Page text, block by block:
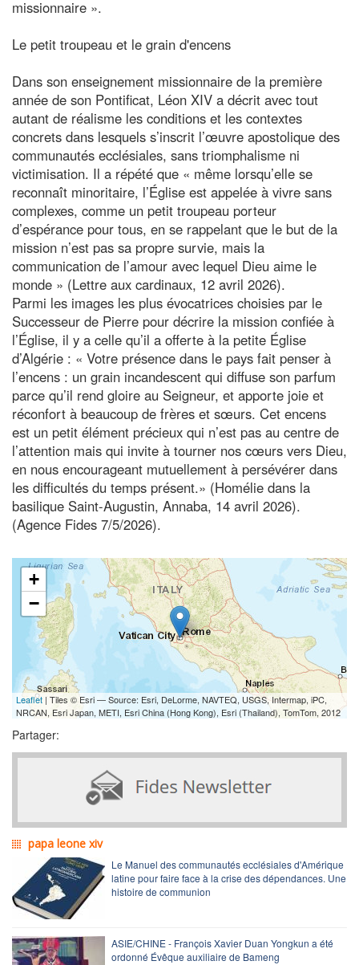
missionnaire ».
Le petit troupeau et le grain d'encens
Dans son enseignement missionnaire de la première
année de son Pontificat, Léon XIV a décrit avec tout
autant de réalisme les conditions et les contextes
concrets dans lesquels s’inscrit l’œuvre apostolique des
communautés ecclésiales, sans triomphalisme ni
victimisation. Il a répété que « même lorsqu’elle se
reconnaît minoritaire, l’Église est appelée à vivre sans
complexes, comme un petit troupeau porteur
d’espérance pour tous, en se rappelant que le but de la
mission n’est pas sa propre survie, mais la
communication de l’amour avec lequel Dieu aime le
monde » (Lettre aux cardinaux, 12 avril 2026).
Parmi les images les plus évocatrices choisies par le
Successeur de Pierre pour décrire la mission confiée à
l’Église, il y a celle qu’il a offerte à la petite Église
d’Algérie : « Votre présence dans le pays fait penser à
l’encens : un grain incandescent qui diffuse son parfum
parce qu’il rend gloire au Seigneur, et apporte joie et
réconfort à beaucoup de frères et sœurs. Cet encens
est un petit élément précieux qui n’est pas au centre de
l’attention mais qui invite à tourner nos cœurs vers Dieu,
en nous encourageant mutuellement à persévérer dans
les difficultés du temps présent.» (Homélie dans la
basilique Saint-Augustin, Annaba, 14 avril 2026).
(Agence Fides 7/5/2026).
+
−
Leaflet | Tiles © Esri — Source: Esri, DeLorme, NAVTEQ, USGS, Intermap, iPC,
NRCAN, Esri Japan, METI, Esri China (Hong Kong), Esri (Thailand), TomTom, 2012
Partager:
papa leone xiv
Le Manuel des communautés ecclésiales d'Amérique
latine pour faire face à la crise des dépendances. Une
histoire de communion
ASIE/CHINE - François Xavier Duan Yongkun a été
ordonné Évêque auxiliaire de Bameng